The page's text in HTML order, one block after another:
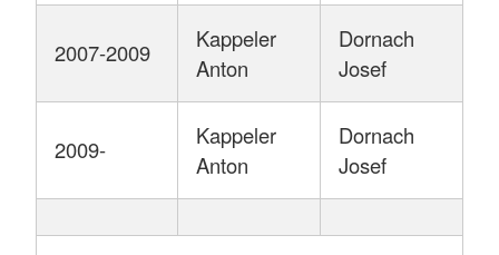
2007-2009
Kappeler
Anton
Dornach
Josef
2009-
Kappeler
Anton
Dornach
Josef